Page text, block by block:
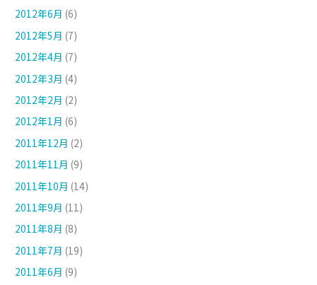
2012年6月 (6)
2012年5月 (7)
2012年4月 (7)
2012年3月 (4)
2012年2月 (2)
2012年1月 (6)
2011年12月 (2)
2011年11月 (9)
2011年10月 (14)
2011年9月 (11)
2011年8月 (8)
2011年7月 (19)
2011年6月 (9)